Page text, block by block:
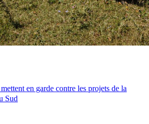
en garde contre les projets de la
Sud